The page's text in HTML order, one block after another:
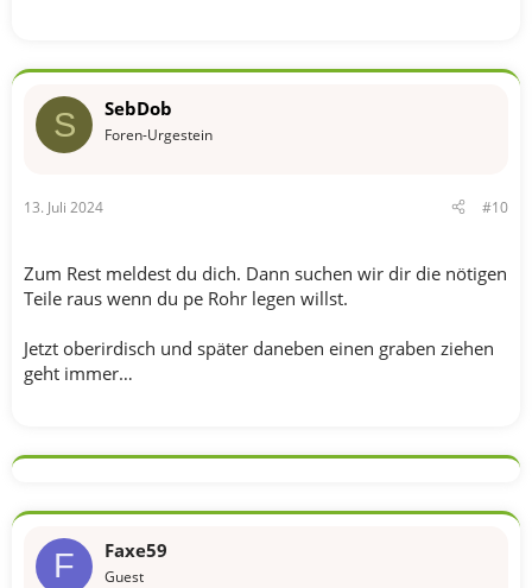
S SebDob
Foren-Urgestein
13. Juli 2024 #10
Zum Rest meldest du dich. Dann suchen wir dir die nötigen
Teile raus wenn du pe Rohr legen willst.
Jetzt oberirdisch und später daneben einen graben ziehen
geht immer…
F Faxe59
Guest